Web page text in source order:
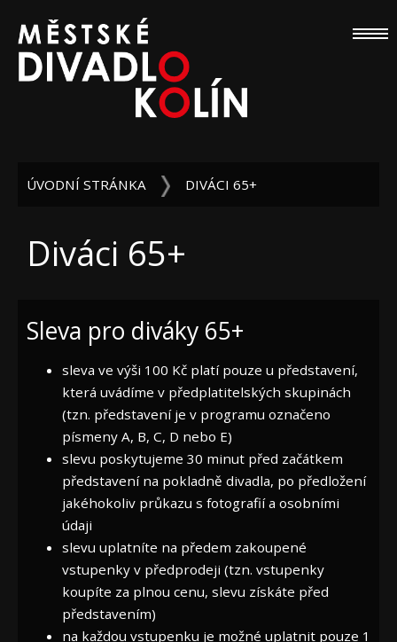
ÚVODNÍ STRÁNKA DIVÁCI 65+
Diváci 65+
Sleva pro diváky 65+
sleva ve výši 100 Kč platí pouze u představení,
která uvádíme v předplatitelských skupinách
(tzn. představení je v programu označeno
písmeny A, B, C, D nebo E)
slevu poskytujeme 30 minut před začátkem
představení na pokladně divadla, po předložení
jakéhokoliv průkazu s fotografií a osobními
údaji
slevu uplatníte na předem zakoupené
vstupenky v předprodeji (tzn. vstupenky
koupíte za plnou cenu, slevu získáte před
představením)
na každou vstupenku je možné uplatnit pouze 1